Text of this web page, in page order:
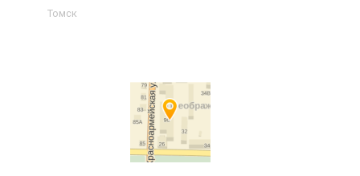
Томск